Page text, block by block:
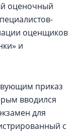
оценочный
оценщиков
и
приказ
вводился
для
с